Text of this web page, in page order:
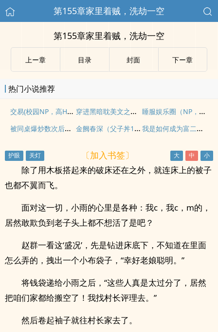
第155章家里着贼，洗劫一空
第155章家里着贼，洗劫一空
上ー章 目录 封面 下ー章
热门小说推荐
交易(校园NP，高H，全C) 穿进黑暗耽美文之后（np）
睡服娱乐圈（NP，高H）
被同桌爆炒数次后终于黑化
金阙春深（父子丼1v2，男全处） 我是如何成为富二代的玩物的（SM）
〔加入书签〕
除了用木板搭起来的破床还在之外，就连床上的被子
也都不翼而飞。
面对这一切，小雨的心里是各种：我c，我c，m的，
居然敢欺负到老子头上都不想活了是吧？
赵群一看这‘盛况’，先是钻进床底下，不知道在里面
怎么弄的，拽出一个小布袋子，“幸好老娘聪明。”
将钱袋递给小雨之后，“这些人真是太过分了，居然
把咱们家都给搬空了！我找村长评理去。”
然后卷起袖子就往村长家去了。